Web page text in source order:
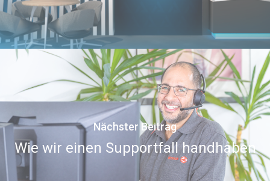
Nächster Beitrag
Wie wir einen Supportfall handhaben